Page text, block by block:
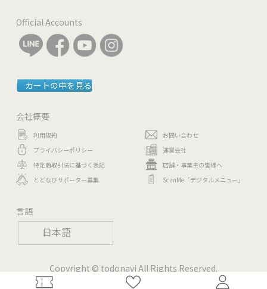
日本語
Official Accounts
カートの中を見る
会社概要
利用規約
プライバシーポリシー
特定商取引法に基づく表記
とどなびサポーター募集
お問い合わせ
運営会社
店舗・事業主の皆様へ
ScanMe「デジタルメニュー」
言語
Copyright © todonavi All Rights Reserved.